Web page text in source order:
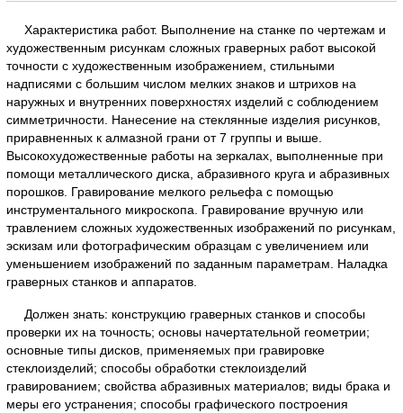
Характеристика работ. Выполнение на станке по чертежам и
художественным рисункам сложных граверных работ высокой
точности с художественным изображением, стильными
надписями с большим числом мелких знаков и штрихов на
наружных и внутренних поверхностях изделий с соблюдением
симметричности. Нанесение на стеклянные изделия рисунков,
приравненных к алмазной грани от 7 группы и выше.
Высокохудожественные работы на зеркалах, выполненные при
помощи металлического диска, абразивного круга и абразивных
порошков. Гравирование мелкого рельефа с помощью
инструментального микроскопа. Гравирование вручную или
травлением сложных художественных изображений по рисункам,
эскизам или фотографическим образцам с увеличением или
уменьшением изображений по заданным параметрам. Наладка
граверных станков и аппаратов.
Должен знать: конструкцию граверных станков и способы
проверки их на точность; основы начертательной геометрии;
основные типы дисков, применяемых при гравировке
стеклоизделий; способы обработки стеклоизделий
гравированием; свойства абразивных материалов; виды брака и
меры его устранения; способы графического построения